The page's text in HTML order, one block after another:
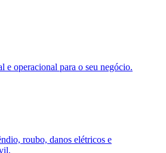
e operacional para o seu negócio.
roubo, danos elétricos e